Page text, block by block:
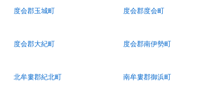
度会郡玉城町 度会郡度会町
度会郡大紀町 度会郡南伊勢町
北牟婁郡紀北町 南牟婁郡御浜町